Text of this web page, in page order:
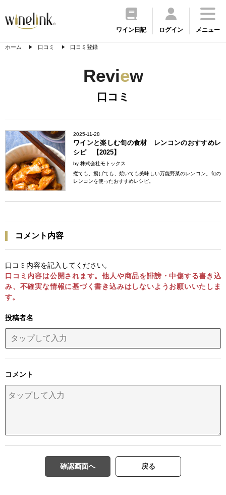
ワイン日記 ログイン メニュー
ホーム 口コミ 口コミ登録
Review
口コミ
2025-11-28
ワインと楽しむ旬の食材 レンコンのおすすめレ
シピ 【2025】
by 株式会社モトックス
煮ても、揚げても、焼いても美味しい万能野菜のレンコン。旬の
レンコンを使ったおすすめレシピ。
コメント内容
口コミ内容を記入してください。
口コミ内容は公開されます。他人や商品を誹謗・中傷する書き込
み、不確実な情報に基づく書き込みはしないようお願いいたしま
す。
投稿者名
コメント
確認画面へ 戻る